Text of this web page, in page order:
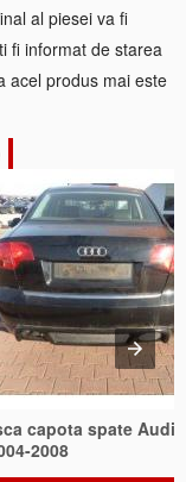
al piesei va fi
fi informat de starea
acel produs mai este
capota spate Audi
2008